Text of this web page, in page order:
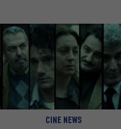
CINE NEWS